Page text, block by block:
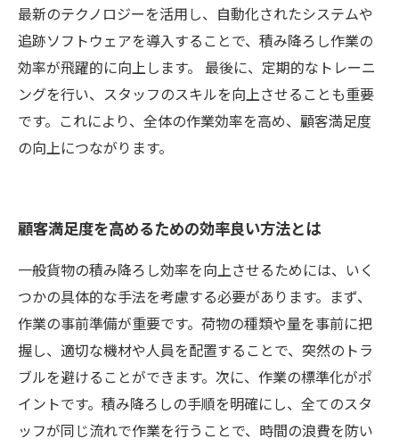
最新のテクノロジーを活用し、自動化されたシステムや
追跡ソフトウェアを導入することで、積み降ろし作業の
効率が飛躍的に向上します。 最後に、定期的なトレーニ
ングを行い、スタッフのスキルを向上させることも重要
です。これにより、全体の作業効率を高め、顧客満足度
の向上につながります。
顧客満足度を高めるための効率良い方法とは
一般貨物の積み降ろし効率を向上させるためには、いく
つかの具体的な手法を考慮する必要があります。まず、
作業の事前準備が重要です。荷物の種類や量を事前に把
握し、適切な機材や人員を配置することで、突然のトラ
ブルを避けることができます。次に、作業の標準化がポ
イントです。積み降ろしの手順を明確にし、全てのスタ
ッフが同じ流れで作業を行うことで、時間の浪費を防い